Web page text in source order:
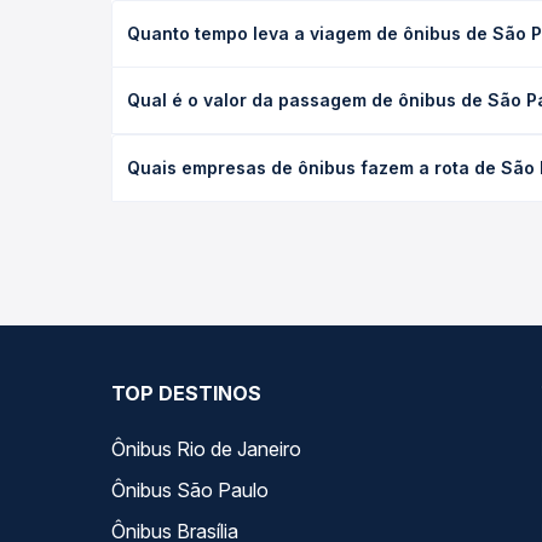
Quanto tempo leva a viagem de ônibus de São
executivo ou leito) e as condições de tráfego. Na
Qual é o valor da passagem de ônibus de São
de poltrona e a antecedência da compra. Na
Quais empresas de ônibus fazem a rota de São
TOP DESTINOS
Ônibus Rio de Janeiro
Ônibus São Paulo
Ônibus Brasília